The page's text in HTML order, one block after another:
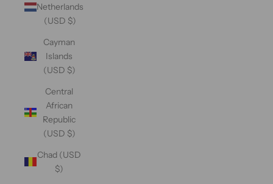
Netherlands
(USD $)
Cayman
Islands
(USD $)
Central
African
Republic
(USD $)
Chad (USD
$)